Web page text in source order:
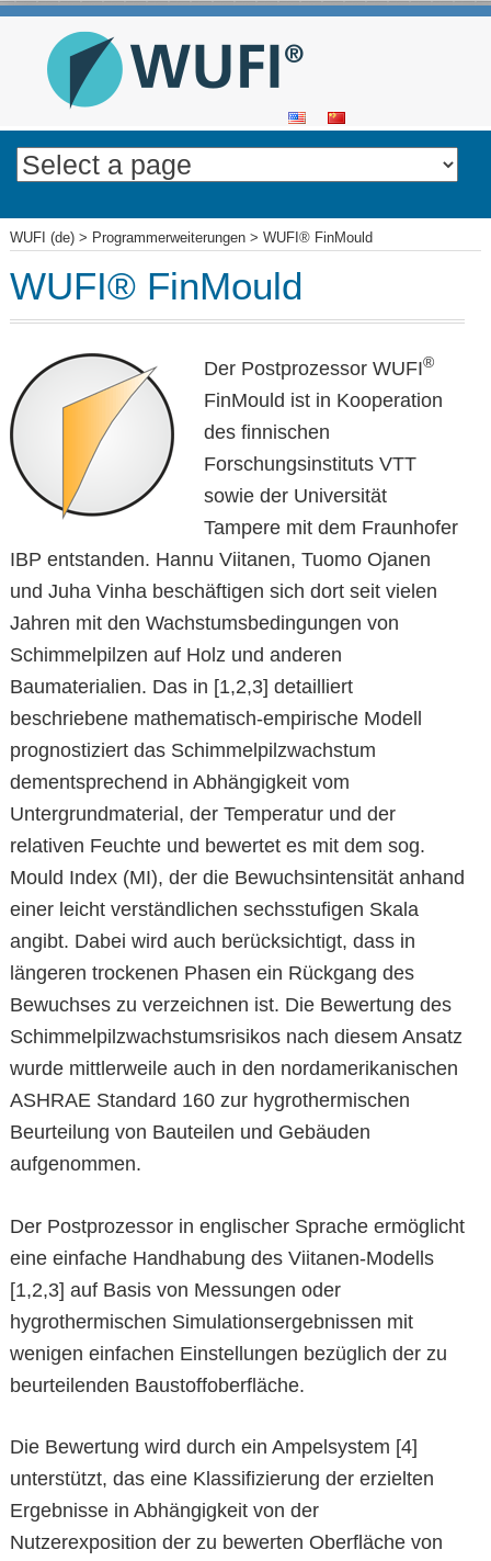
SKIP
TO
CONTENT
WUFI (de)> Programmerweiterungen> WUFI® FinMould
WUFI® FinMould
Der Postprozessor WUFI®
FinMould ist in Kooperation
des finnischen
Forschungsinstituts VTT
sowie der Universität
Tampere mit dem Fraunhofer
IBP entstanden. Hannu Viitanen, Tuomo Ojanen
und Juha Vinha beschäftigen sich dort seit vielen
Jahren mit den Wachstumsbedingungen von
Schimmelpilzen auf Holz und anderen
Baumaterialien. Das in [1,2,3] detailliert
beschriebene mathematisch-empirische Modell
prognostiziert das Schimmelpilzwachstum
dementsprechend in Abhängigkeit vom
Untergrundmaterial, der Temperatur und der
relativen Feuchte und bewertet es mit dem sog.
Mould Index (MI), der die Bewuchsintensität anhand
einer leicht verständlichen sechsstufigen Skala
angibt. Dabei wird auch berücksichtigt, dass in
längeren trockenen Phasen ein Rückgang des
Bewuchses zu verzeichnen ist. Die Bewertung des
Schimmelpilzwachstumsrisikos nach diesem Ansatz
wurde mittlerweile auch in den nordamerikanischen
ASHRAE Standard 160 zur hygrothermischen
Beurteilung von Bauteilen und Gebäuden
aufgenommen.
Der Postprozessor in englischer Sprache ermöglicht
eine einfache Handhabung des Viitanen-Modells
[1,2,3] auf Basis von Messungen oder
hygrothermischen Simulationsergebnissen mit
wenigen einfachen Einstellungen bezüglich der zu
beurteilenden Baustoffoberfläche.
Die Bewertung wird durch ein Ampelsystem [4]
unterstützt, das eine Klassifizierung der erzielten
Ergebnisse in Abhängigkeit von der
Nutzerexposition der zu bewerten Oberfläche von